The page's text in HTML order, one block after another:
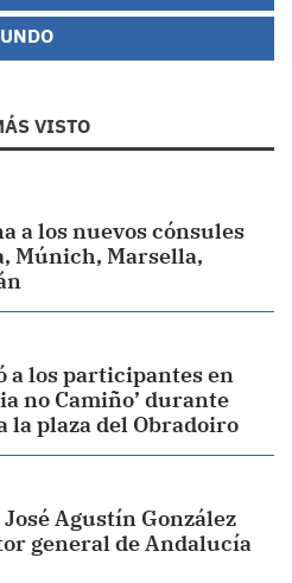
VISTO
a los nuevos cónsules
Múnich, Marsella,
a los participantes en
no Camiño’ durante
la plaza del Obradoiro
Agustín González
general de Andalucía